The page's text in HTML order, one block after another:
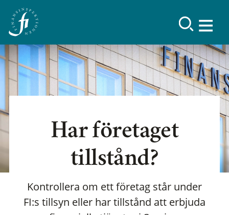
Har företaget
tillstånd?
Kontrollera om ett företag står under
FI:s tillsyn eller har tillstånd att erbjuda